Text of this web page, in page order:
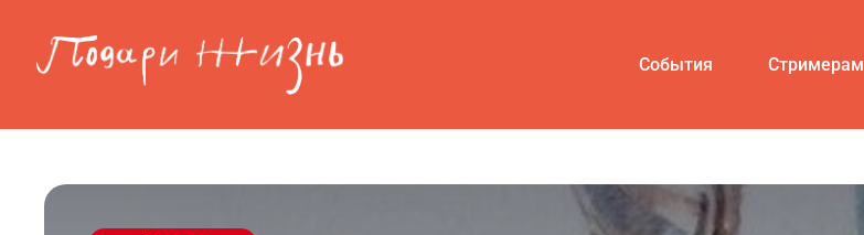
События Стримерам